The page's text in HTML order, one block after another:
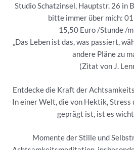
Studio Schatzinsel, Hauptstr. 26 in
bitte immer über mich:
15,50 Euro /Stunde /
„Das Leben ist das, was passiert,
andere Pläne zu
(Zitat von J.
Entdecke die Kraft der
In einer Welt, die von Hektik, Stress
geprägt ist, ist es
Momente der Stille und